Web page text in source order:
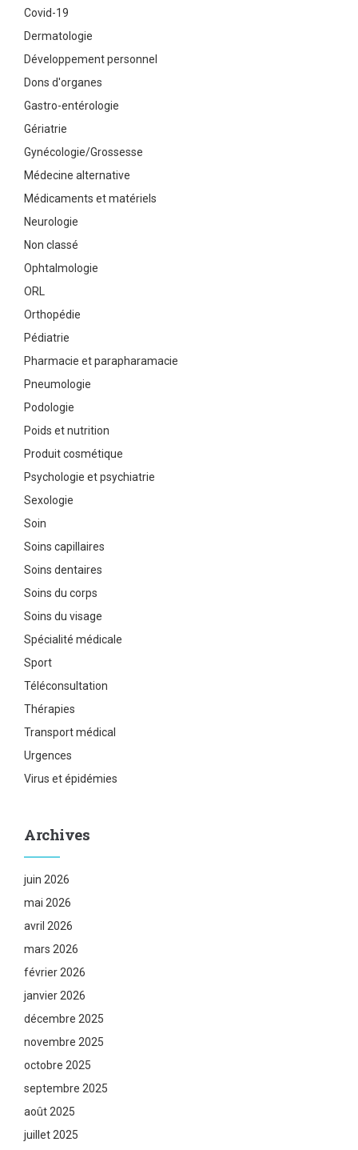
Covid-19
Dermatologie
Développement personnel
Dons d'organes
Gastro-entérologie
Gériatrie
Gynécologie/Grossesse
Médecine alternative
Médicaments et matériels
Neurologie
Non classé
Ophtalmologie
ORL
Orthopédie
Pédiatrie
Pharmacie et parapharamacie
Pneumologie
Podologie
Poids et nutrition
Produit cosmétique
Psychologie et psychiatrie
Sexologie
Soin
Soins capillaires
Soins dentaires
Soins du corps
Soins du visage
Spécialité médicale
Sport
Téléconsultation
Thérapies
Transport médical
Urgences
Virus et épidémies
Archives
juin 2026
mai 2026
avril 2026
mars 2026
février 2026
janvier 2026
décembre 2025
novembre 2025
octobre 2025
septembre 2025
août 2025
juillet 2025